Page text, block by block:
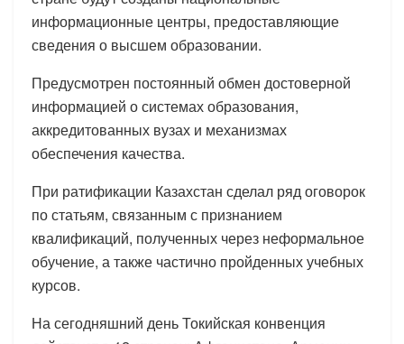
информационные центры, предоставляющие
сведения о высшем образовании.
Предусмотрен постоянный обмен достоверной
информацией о системах образования,
аккредитованных вузах и механизмах
обеспечения качества.
При ратификации Казахстан сделал ряд оговорок
по статьям, связанным с признанием
квалификаций, полученных через неформальное
обучение, а также частично пройденных учебных
курсов.
На сегодняшний день Токийская конвенция